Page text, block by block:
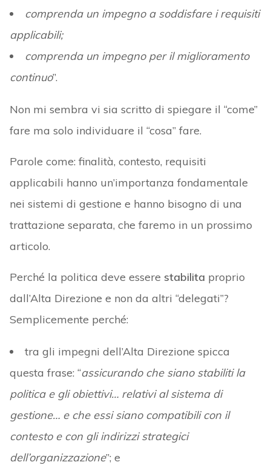
comprenda un impegno a soddisfare i requisiti
applicabili;
comprenda un impegno per il miglioramento
continuo”.
Non mi sembra vi sia scritto di spiegare il “come”
fare ma solo individuare il “cosa” fare.
Parole come: finalità, contesto, requisiti
applicabili hanno un’importanza fondamentale
nei sistemi di gestione e hanno bisogno di una
trattazione separata, che faremo in un prossimo
articolo.
Perché la politica deve essere stabilita proprio
dall’Alta Direzione e non da altri “delegati”?
Semplicemente perché:
tra gli impegni dell’Alta Direzione spicca
questa frase: “assicurando che siano stabiliti la
politica e gli obiettivi… relativi al sistema di
gestione… e che essi siano compatibili con il
contesto e con gli indirizzi strategici
dell’organizzazione”; e